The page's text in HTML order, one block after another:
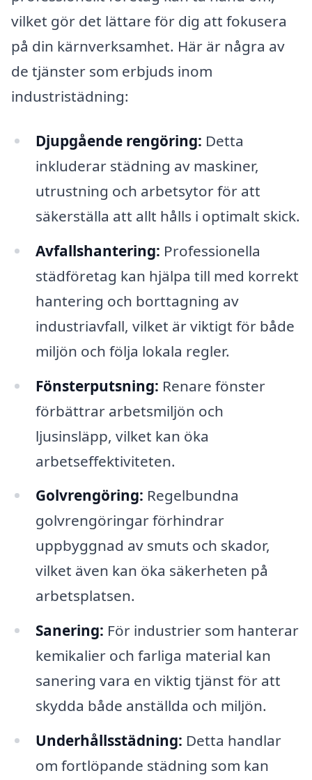
vilket gör det lättare för dig att fokusera
på din kärnverksamhet. Här är några av
de tjänster som erbjuds inom
industristädning:
Djupgående rengöring: Detta
inkluderar städning av maskiner,
utrustning och arbetsytor för att
säkerställa att allt hålls i optimalt skick.
Avfallshantering: Professionella
städföretag kan hjälpa till med korrekt
hantering och borttagning av
industriavfall, vilket är viktigt för både
miljön och följa lokala regler.
Fönsterputsning: Renare fönster
förbättrar arbetsmiljön och
ljusinsläpp, vilket kan öka
arbetseffektiviteten.
Golvrengöring: Regelbundna
golvrengöringar förhindrar
uppbyggnad av smuts och skador,
vilket även kan öka säkerheten på
arbetsplatsen.
Sanering: För industrier som hanterar
kemikalier och farliga material kan
sanering vara en viktig tjänst för att
skydda både anställda och miljön.
Underhållsstädning: Detta handlar
om fortlöpande städning som kan